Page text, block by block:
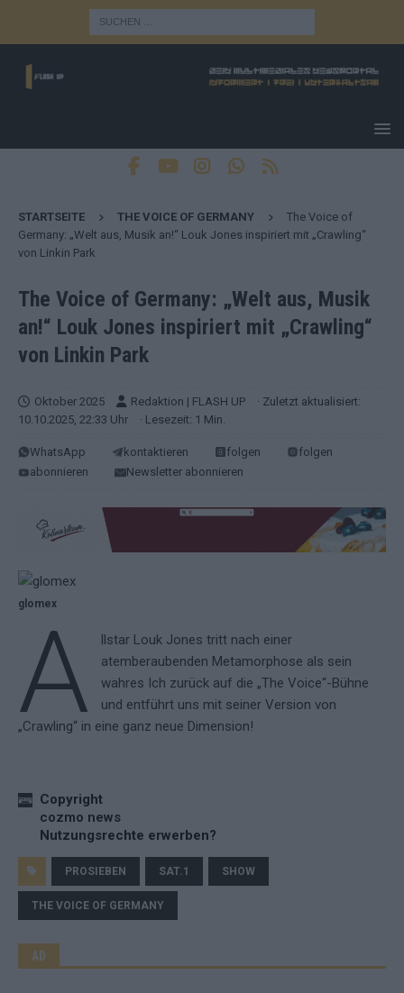
STARTSEITE THE VOICE OF GERMANY
The Voice of
Germany: „Welt aus, Musik an!“ Louk Jones inspiriert mit „Crawling“
von Linkin Park
The Voice of Germany: „Welt aus, Musik
an!“ Louk Jones inspiriert mit „Crawling“
von Linkin Park
Oktober 2025 Redaktion | FLASH UP
· Zuletzt aktualisiert:
10.10.2025, 22:33 Uhr
· Lesezeit: 1 Min.
WhatsApp kontaktieren folgen
folgen
abonnieren
Newsletter abonnieren
glomex
A
llstar Louk Jones tritt nach einer
atemberaubenden Metamorphose als sein
wahres Ich zurück auf die „The Voice“-Bühne
und entführt uns mit seiner Version von
„Crawling“ in eine ganz neue Dimension!
Copyright
cozmo news
Nutzungsrechte erwerben?
PROSIEBEN SAT.1 SHOW
THE VOICE OF GERMANY
AD